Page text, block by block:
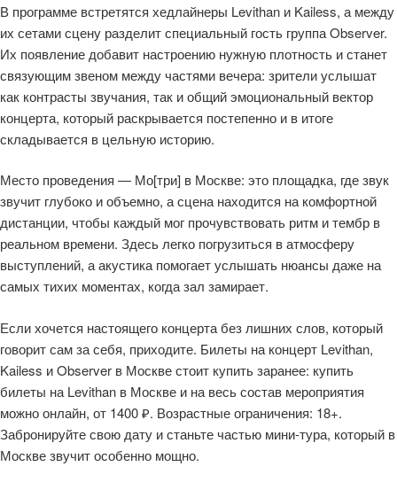
В программе встретятся хедлайнеры Levithan и Kailess, а между
их сетами сцену разделит специальный гость группа Observer.
Их появление добавит настроению нужную плотность и станет
связующим звеном между частями вечера: зрители услышат
как контрасты звучания, так и общий эмоциональный вектор
концерта, который раскрывается постепенно и в итоге
складывается в цельную историю.
Место проведения — Мо[три] в Москве: это площадка, где звук
звучит глубоко и объемно, а сцена находится на комфортной
дистанции, чтобы каждый мог прочувствовать ритм и тембр в
реальном времени. Здесь легко погрузиться в атмосферу
выступлений, а акустика помогает услышать нюансы даже на
самых тихих моментах, когда зал замирает.
Если хочется настоящего концерта без лишних слов, который
говорит сам за себя, приходите. Билеты на концерт Levithan,
Kailess и Observer в Москве стоит купить заранее: купить
билеты на Levithan в Москве и на весь состав мероприятия
можно онлайн, от 1400 ₽. Возрастные ограничения: 18+.
Забронируйте свою дату и станьте частью мини-тура, который в
Москве звучит особенно мощно.